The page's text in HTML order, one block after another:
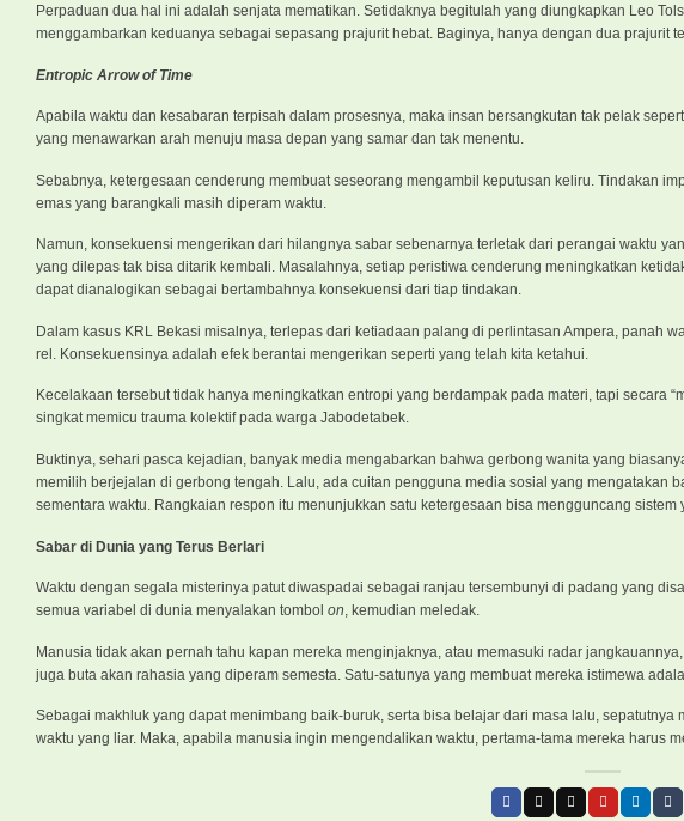
Perpaduan dua hal ini adalah senjata mematikan. Setidaknya begitulah yang diungkapkan Leo
menggambarkan keduanya sebagai sepasang prajurit hebat. Baginya, hanya dengan dua prajurit
Entropic Arrow of Time
Apabila waktu dan kesabaran terpisah dalam prosesnya, maka insan bersangkutan tak pelak
yang menawarkan arah menuju masa depan yang samar dan tak menentu.
Sebabnya, ketergesaan cenderung membuat seseorang mengambil keputusan keliru. Tindakan
emas yang barangkali masih diperam waktu.
Namun, konsekuensi mengerikan dari hilangnya sabar sebenarnya terletak dari perangai waktu
yang dilepas tak bisa ditarik kembali. Masalahnya, setiap peristiwa cenderung meningkatkan
dapat dianalogikan sebagai bertambahnya konsekuensi dari tiap tindakan.
Dalam kasus KRL Bekasi misalnya, terlepas dari ketiadaan palang di perlintasan Ampera, panah
rel. Konsekuensinya adalah efek berantai mengerikan seperti yang telah kita ketahui.
Kecelakaan tersebut tidak hanya meningkatkan entropi yang berdampak pada materi, tapi secara
singkat memicu trauma kolektif pada warga Jabodetabek.
Buktinya, sehari pasca kejadian, banyak media mengabarkan bahwa gerbong wanita yang
memilih berjejalan di gerbong tengah. Lalu, ada cuitan pengguna media sosial yang mengatakan
sementara waktu. Rangkaian respon itu menunjukkan satu ketergesaan bisa mengguncang
Sabar di Dunia yang Terus Berlari
Waktu dengan segala misterinya patut diwaspadai sebagai ranjau tersembunyi di padang yang
semua variabel di dunia menyalakan tombol on, kemudian meledak.
Manusia tidak akan pernah tahu kapan mereka menginjaknya, atau memasuki radar
juga buta akan rahasia yang diperam semesta. Satu-satunya yang membuat mereka istimewa
Sebagai makhluk yang dapat menimbang baik-buruk, serta bisa belajar dari masa lalu,
waktu yang liar. Maka, apabila manusia ingin mengendalikan waktu, pertama-tama mereka harus